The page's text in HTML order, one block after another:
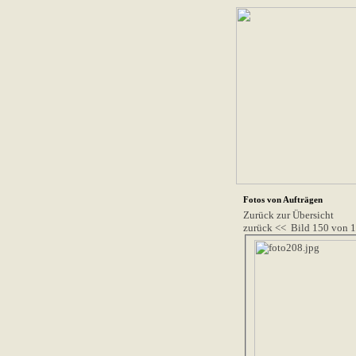
Fotos von Aufträgen
Zurück zur Übersicht
zurück << Bild 150 von